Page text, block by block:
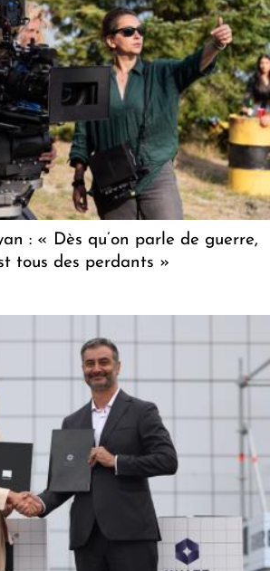
: « Dès qu’on parle de guerre,
tous des perdants »